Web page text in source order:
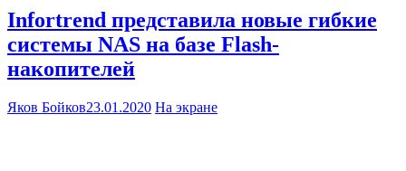
Infortrend представила новые гибкие
системы NAS на базе Flash-
накопителей
Яков Бойков23.01.2020 На экране